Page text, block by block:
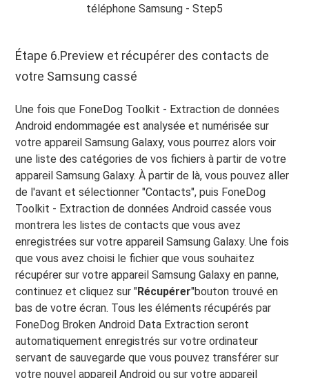
téléphone Samsung - Step5
Étape 6.Preview et récupérer des contacts de
votre Samsung cassé
Une fois que FoneDog Toolkit - Extraction de données
Android endommagée est analysée et numérisée sur
votre appareil Samsung Galaxy, vous pourrez alors voir
une liste des catégories de vos fichiers à partir de votre
appareil Samsung Galaxy. À partir de là, vous pouvez aller
de l'avant et sélectionner "Contacts", puis FoneDog
Toolkit - Extraction de données Android cassée vous
montrera les listes de contacts que vous avez
enregistrées sur votre appareil Samsung Galaxy. Une fois
que vous avez choisi le fichier que vous souhaitez
récupérer sur votre appareil Samsung Galaxy en panne,
continuez et cliquez sur "Récupérer"bouton trouvé en
bas de votre écran. Tous les éléments récupérés par
FoneDog Broken Android Data Extraction seront
automatiquement enregistrés sur votre ordinateur
servant de sauvegarde que vous pouvez transférer sur
votre nouvel appareil Android ou sur votre appareil